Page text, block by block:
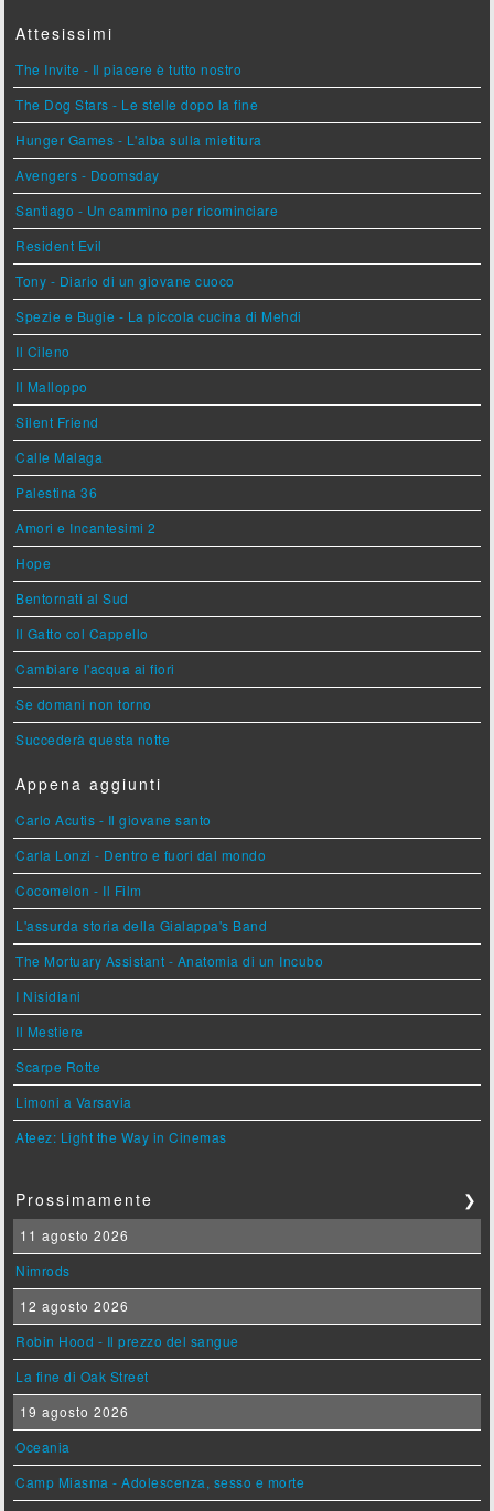
Attesissimi
The Invite - Il piacere è tutto nostro
The Dog Stars - Le stelle dopo la fine
Hunger Games - L'alba sulla mietitura
Avengers - Doomsday
Santiago - Un cammino per ricominciare
Resident Evil
Tony - Diario di un giovane cuoco
Spezie e Bugie - La piccola cucina di Mehdi
Il Cileno
Il Malloppo
Silent Friend
Calle Malaga
Palestina 36
Amori e Incantesimi 2
Hope
Bentornati al Sud
Il Gatto col Cappello
Cambiare l'acqua ai fiori
Se domani non torno
Succederà questa notte
Appena aggiunti
Carlo Acutis - Il giovane santo
Carla Lonzi - Dentro e fuori dal mondo
Cocomelon - Il Film
L'assurda storia della Gialappa's Band
The Mortuary Assistant - Anatomia di un Incubo
I Nisidiani
Il Mestiere
Scarpe Rotte
Limoni a Varsavia
Ateez: Light the Way in Cinemas
Prossimamente ❯
11 agosto 2026
Nimrods
12 agosto 2026
Robin Hood - Il prezzo del sangue
La fine di Oak Street
19 agosto 2026
Oceania
Camp Miasma - Adolescenza, sesso e morte